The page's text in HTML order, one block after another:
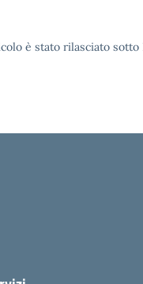
è stato rilasciato